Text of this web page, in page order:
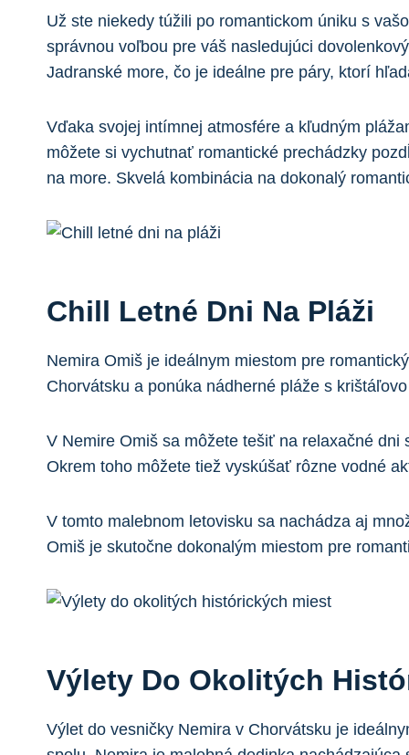
Už ste niekedy túžili po romantickom úniku ​s
správnou voľbou pre váš ‍nasledujúci
Jadranské more, čo je ⁢ideálne⁢ pre páry, ktorí
Vďaka svojej⁣ intímnej atmosfére a kľudným‌
môžete ​si vychutnať romantické prechádzky‌
na more. Skvelá kombinácia na dokonalý
Chill Letné Dni Na Pláži
Nemira Omiš je⁣ ideálnym miestom ⁣pre
Chorvátsku⁤ a ponúka nádherné pláže s
V​ Nemire Omiš sa môžete ‍tešiť​ na relaxačné
⁢Okrem toho môžete tiež vyskúšať rôzne vodné
V tomto‌ malebnom⁣ letovisku sa‌ nachádza aj
Omiš je‍ skutočne dokonalým miestom pre
Výlety Do ‍okolitých
Výlet do⁤ vesničky Nemira v Chorvátsku je​